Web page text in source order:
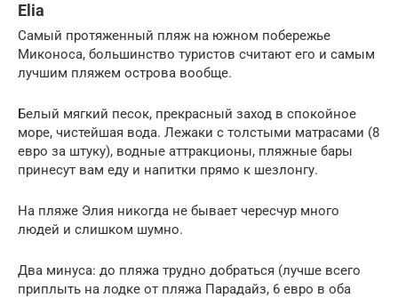
Elia
Самый протяженный пляж на южном побережье
Миконоса, большинство туристов считают его и самым
лучшим пляжем острова вообще.
Белый мягкий песок, прекрасный заход в спокойное
море, чистейшая вода. Лежаки с толстыми матрасами (8
евро за штуку), водные аттракционы, пляжные бары
принесут вам еду и напитки прямо к шезлонгу.
На пляже Элия никогда не бывает чересчур много
людей и слишком шумно.
Два минуса: до пляжа трудно добраться (лучше всего
приплыть на лодке от пляжа Парадайз, 6 евро в оба